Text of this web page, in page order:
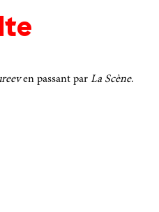
en passant par La Scène.